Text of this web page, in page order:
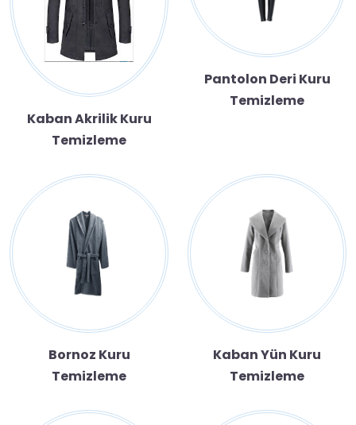
Kaban Akrilik Kuru
Temizleme
Pantolon Deri Kuru
Temizleme
Bornoz Kuru
Temizleme
Kaban Yün Kuru
Temizleme